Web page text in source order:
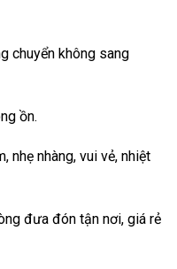
chuyển không sang
ồn.
nhẹ nhàng, vui vẻ, nhiệt